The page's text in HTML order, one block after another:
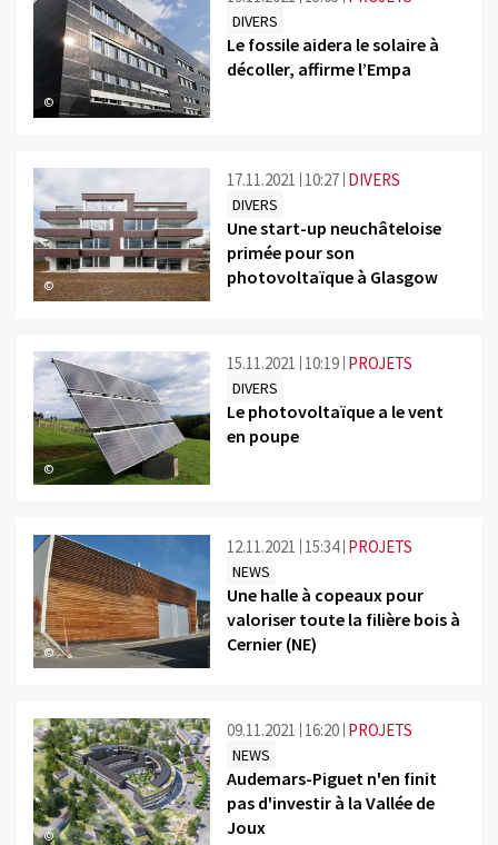
©
DIVERS
Le fossile aidera le solaire à
décoller, affirme l’Empa
©
17.11.2021 10:27 DIVERS
DIVERS
Une start-up neuchâteloise
primée pour son
photovoltaïque à Glasgow
©
15.11.2021 10:19 PROJETS
DIVERS
Le photovoltaïque a le vent
en poupe
©
12.11.2021 15:34 PROJETS
NEWS
Une halle à copeaux pour
valoriser toute la filière bois à
Cernier (NE)
©
09.11.2021 16:20 PROJETS
NEWS
Audemars-Piguet n'en finit
pas d'investir à la Vallée de
Joux